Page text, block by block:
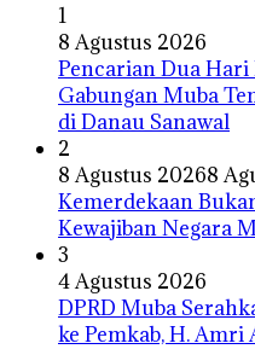
1
8 Agustus 2026
Pencarian Dua
Gabungan Muba
di Danau Sanawal
2
8 Agustus 20268
Kemerdekaan
Kewajiban Negara
3
4 Agustus 2026
DPRD Muba
ke Pemkab, H.